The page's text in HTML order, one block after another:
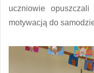
uczniowie
motywacją do